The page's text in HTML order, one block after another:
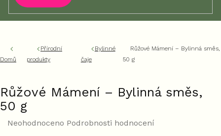
Domů
Přírodní
produkty
Bylinné
čaje
Růžové Mámení – Bylinná směs,
50 g
Růžové Mámení – Bylinná směs,
50 g
Průměrné
Neohodnoceno Podrobnosti hodnocení